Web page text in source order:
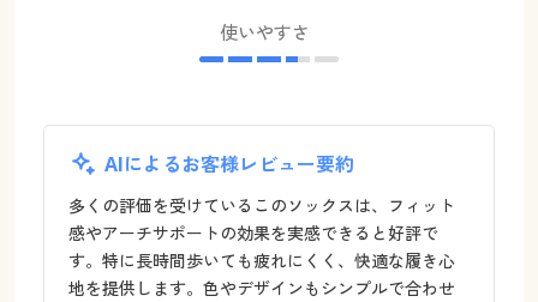
使いやすさ
AIによるお客様レビュー要約
多くの評価を受けているこのソックスは、フィット
感やアーチサポートの効果を実感できると好評で
す。特に長時間歩いても疲れにくく、快適な履き心
地を提供します。色やデザインもシンプルで合わせ